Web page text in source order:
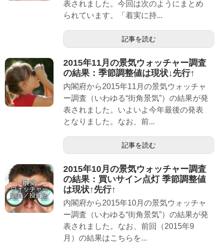
表されました。今回は次のようにまとめ
られています。「着実に持...
記事を読む
2015年11月の景気ウォッチャー調査
の結果：季節調整値は現状↓先行↑
内閣府から2015年11月の景気ウォッチャ
ー調査（いわゆる“街角景気”）の結果が発
表されました。いよいよ今年最後の発表
となりました。なお、前...
記事を読む
2015年10月の景気ウォッチャー調査
の結果：買いサイン点灯 季節調整値
は現状↑先行↑
内閣府から2015年10月の景気ウォッチャ
ー調査（いわゆる“街角景気”）の結果が発
表されました。なお、前回（2015年9
月）の結果はこちらを...